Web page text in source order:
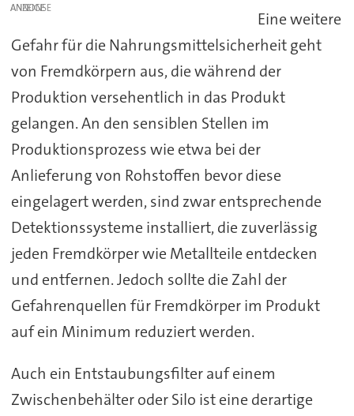
ANZEIGE
Eine weitere
Gefahr für die Nahrungsmittelsicherheit geht
von Fremdkörpern aus, die während der
Produktion versehentlich in das Produkt
gelangen. An den sensiblen Stellen im
Produktionsprozess wie etwa bei der
Anlieferung von Rohstoffen bevor diese
eingelagert werden, sind zwar entsprechende
Detektionssysteme installiert, die zuverlässig
jeden Fremdkörper wie Metallteile entdecken
und entfernen. Jedoch sollte die Zahl der
Gefahrenquellen für Fremdkörper im Produkt
auf ein Minimum reduziert werden.
Auch ein Entstaubungsfilter auf einem
Zwischenbehälter oder Silo ist eine derartige